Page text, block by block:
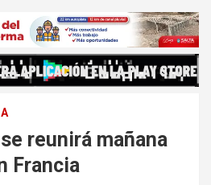
reunirá mañana
Francia